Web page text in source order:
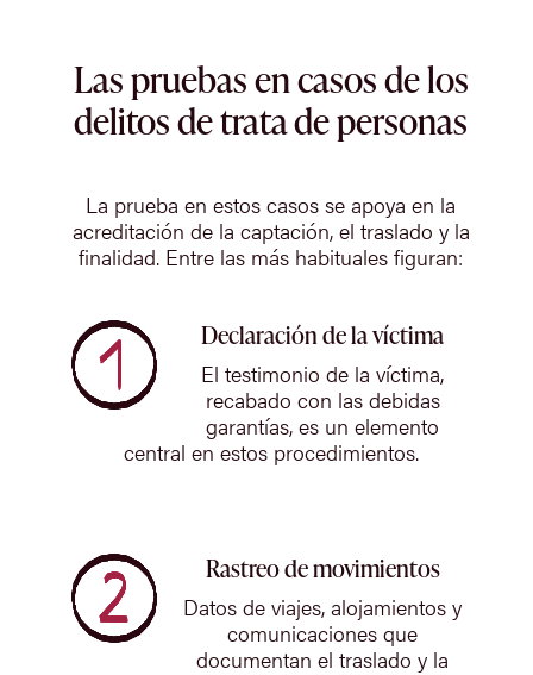
Las pruebas en casos de los
delitos de trata de personas
La prueba en estos casos se apoya en la
acreditación de la captación, el traslado y la
finalidad. Entre las más habituales figuran:
Declaración de la víctima
El testimonio de la víctima,
recabado con las debidas
garantías, es un elemento
central en estos procedimientos.
Rastreo de movimientos
Datos de viajes, alojamientos y
comunicaciones que
documentan el traslado y la